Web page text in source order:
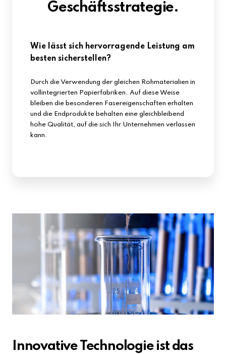
Geschäftsstrategie.
Wie lässt sich hervorragende Leistung am
besten sicherstellen?
Durch die Verwendung der gleichen Rohmaterialien in
vollintegrierten Papierfabriken. Auf diese Weise
bleiben die besonderen Fasereigenschaften erhalten
und die Endprodukte behalten eine gleichbleibend
hohe Qualität, auf die sich Ihr Unternehmen verlassen
kann.
Innovative Technologie ist das